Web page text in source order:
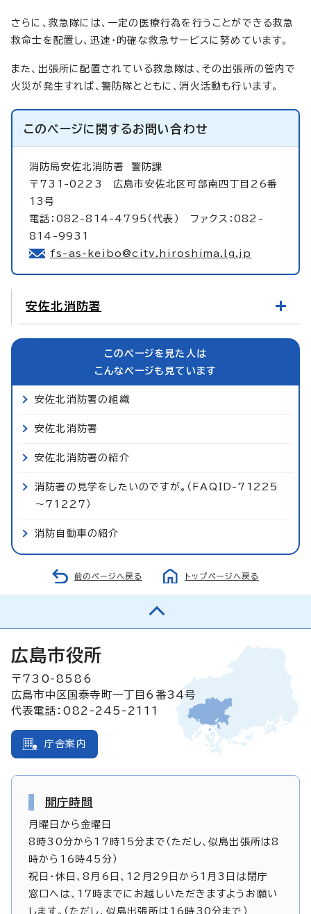
さらに、救急隊には、一定の医療行為を行うことができる救急
救命士を配置し、迅速・的確な救急サービスに努めています。
また、出張所に配置されている救急隊は、その出張所の管内で
火災が発生すれば、警防隊とともに、消火活動も行います。
このページに関するお問い合わせ
消防局安佐北消防署 警防課
〒731-0223 広島市安佐北区可部南四丁目26番
13号
電話：082-814-4795（代表） ファクス：082-
814-9931
fs-as-keibo@city.hiroshima.lg.jp
安佐北消防署
このページを見た人は
こんなページも見ています
安佐北消防署の組織
安佐北消防署
安佐北消防署の紹介
消防署の見学をしたいのですが。（FAQID-71225
～71227）
消防自動車の紹介
前のページへ戻る トップページへ戻る
広島市役所
〒730-8586
広島市中区国泰寺町一丁目6番34号
代表電話：082-245-2111
庁舎案内
開庁時間
月曜日から金曜日
8時30分から17時15分まで（ただし、似島出張所は8
時から16時45分）
祝日・休日、8月6日、12月29日から1月3日は閉庁
窓口へは、17時までにお越しいただきますようお願い
します。（ただし、似島出張所は16時30分まで）